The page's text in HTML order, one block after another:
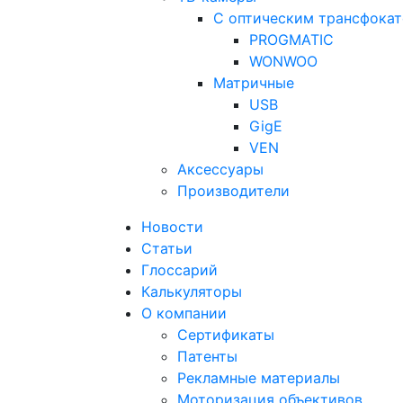
С оптическим
PROGMATIC
WONWOO
Матричные
USB
GigE
VEN
Аксессуары
Производители
Новости
Статьи
Глоссарий
Калькуляторы
О компании
Сертификаты
Патенты
Рекламные материалы
Моторизация объективов